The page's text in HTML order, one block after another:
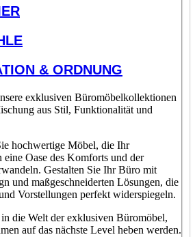
& ORDNUNG
exklusiven Büromöbelkollektionen
aus Stil, Funktionalität und
hochwertige Möbel, die Ihr
Oase des Komforts und der
Gestalten Sie Ihr Büro mit
und maßgeschneiderten Lösungen, die
Vorstellungen perfekt widerspiegeln.
die Welt der exklusiven Büromöbel,
auf das nächste Level heben werden.